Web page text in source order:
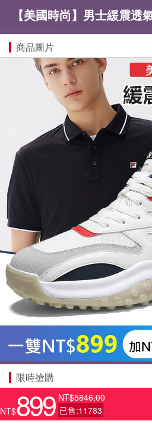
【美國時尚】男士緩震透
商品圖片
限時搶購
NT$899 NT$5846.00
已售:11783